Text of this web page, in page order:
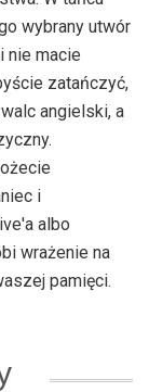
wybrany utwór
nie macie
zatańczyć,
angielski, a
i
albo
wrażenie na
pamięci.